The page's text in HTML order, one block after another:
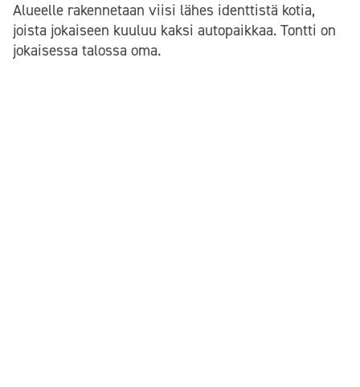
Alueelle rakennetaan viisi lähes identtistä kotia,
joista jokaiseen kuuluu kaksi autopaikkaa. Tontti on
jokaisessa talossa oma.